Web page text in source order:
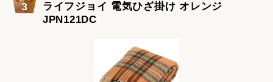
3
ライフジョイ 電気ひざ掛け オレンジ
JPN121DC